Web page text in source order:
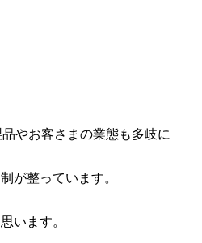
やお客さまの業態も多岐に
が整っています。
います。